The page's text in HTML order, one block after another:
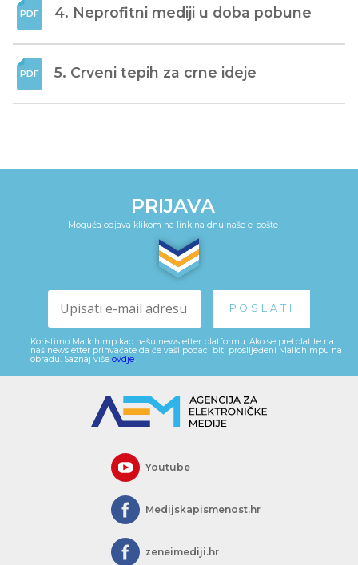
4. Neprofitni mediji u doba pobune
5. Crveni tepih za crne ideje
PRIJAVA
Moguća odjava klikom na link na dnu naše e-pošte
Koristimo Mailchimp kao našu newsletter platformu. Ako se pretplatite na
naš newsletter prihvaćate da će vaši podaci biti proslijeđeni Mailchimpu na
obradu. Saznaj više ovdje
Youtube
Medijskapismenost.hr
zeneimediji.hr